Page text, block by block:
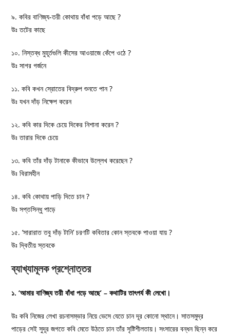
৯. কবির বাণিজ্য-তরী কোথায় বাঁধা পড়ে আছে ?
উঃ তটের কাছে
১০. নিস্তব্ধ মুহূর্তগুলি কীসের আওয়াজে কেঁপে ওঠে ?
উঃ সাগর গর্জনে
১১. কবি কখন স্রোতের বিদ্রুপ শুনতে পান ?
উঃ যখন দাঁড় নিক্ষেপ করেন
১২. কবি কার দিকে চেয়ে দিকের নিশানা করেন ?
উঃ তারার দিকে চেয়ে
১৩. কবি তাঁর দাঁড় টানাকে কীভাবে উল্লেখ করেছেন ?
উঃ বিরামহীন
১৪. কবি কোথায় পাড়ি দিতে চান ?
উঃ সপ্তসিন্ধু পাড়ে
১৫. ‘সারারাত তবু দাঁড় টানি’ চরণটি কবিতার কোন স্তবকে পাওয়া যায় ?
উঃ দ্বিতীয় স্তবকে
ব্যাখ্যামূলক প্রশ্নোত্তর
১. ‘আমার বাণিজ্য তরী বাঁধা পড়ে আছে’ – কথাটির তাৎপর্য কী লেখো।
উঃ কবি নিজের লেখা রচনাসম্ভার নিয়ে ভেসে যেতে চান দূর কোনো স্থানে। সাতসমুদ্র
পাড়ের সেই সুদূর জগতে কবি মেতে উঠতে চান তাঁর সৃষ্টিশীলতায়। সংসারের বন্ধন ছিন্ন করে